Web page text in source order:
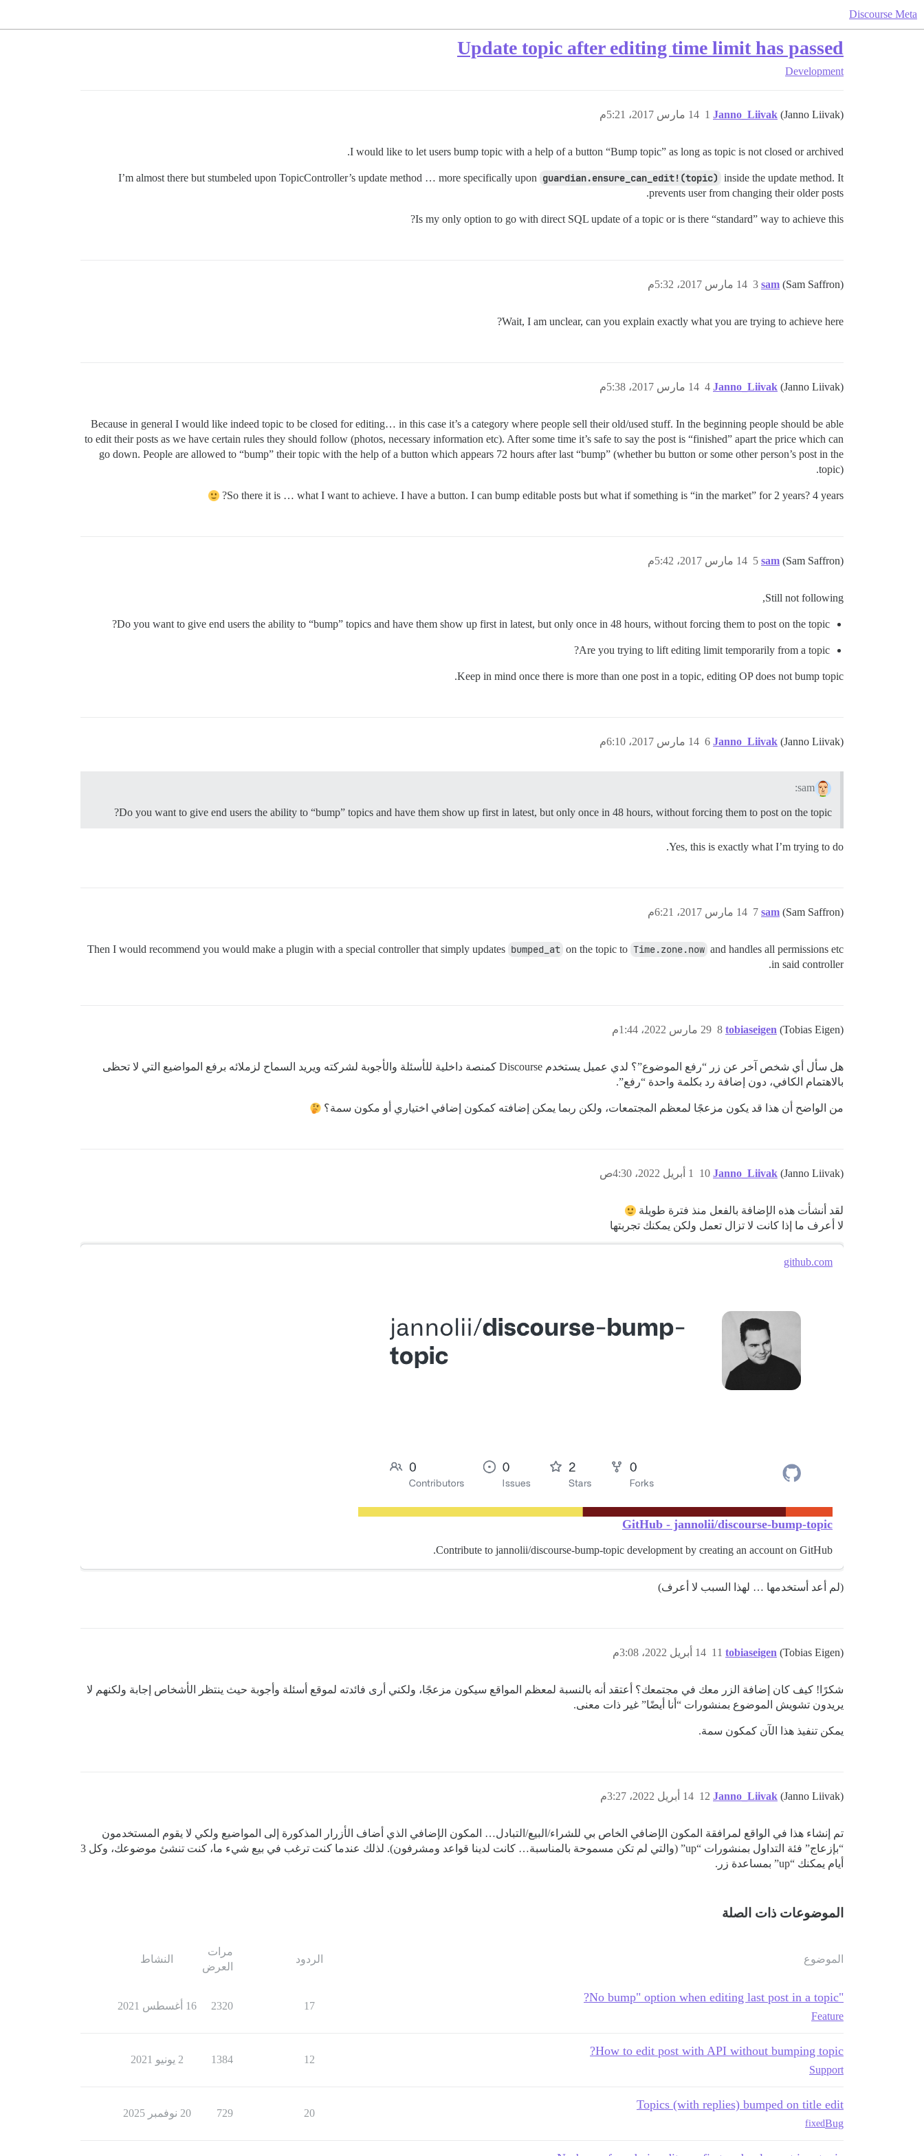
Discourse Meta
Update topic after editing time limit has passed
Development
Janno_Liivak (Janno Liivak) 14 مارس 2017، 5:21م 1
I would like to let users bump topic with a help of a button “Bump topic” as long as topic is not closed or archived.
I’m almost there but stumbeled upon TopicController’s update method … more specifically upon guardian.ensure_can_edit!(topic) inside the update method. It
prevents user from changing their older posts.
Is my only option to go with direct SQL update of a topic or is there “standard” way to achieve this?
sam (Sam Saffron) 14 مارس 2017، 5:32م 3
Wait, I am unclear, can you explain exactly what you are trying to achieve here?
Janno_Liivak (Janno Liivak) 14 مارس 2017، 5:38م 4
Because in general I would like indeed topic to be closed for editing… in this case it’s a category where people sell their old/used stuff. In the beginning people should be able
to edit their posts as we have certain rules they should follow (photos, necessary information etc). After some time it’s safe to say the post is “finished” apart the price which can
go down. People are allowed to “bump” their topic with the help of a button which appears 72 hours after last “bump” (whether bu button or some other person’s post in the
topic).
So there it is … what I want to achieve. I have a button. I can bump editable posts but what if something is “in the market” for 2 years? 4 years?
sam (Sam Saffron) 14 مارس 2017، 5:42م 5
Still not following,
Do you want to give end users the ability to “bump” topics and have them show up first in latest, but only once in 48 hours, without forcing them to post on the topic?
Are you trying to lift editing limit temporarily from a topic?
Keep in mind once there is more than one post in a topic, editing OP does not bump topic.
Janno_Liivak (Janno Liivak) 14 مارس 2017، 6:10م 6
sam:
Do you want to give end users the ability to “bump” topics and have them show up first in latest, but only once in 48 hours, without forcing them to post on the topic?
Yes, this is exactly what I’m trying to do.
sam (Sam Saffron) 14 مارس 2017، 6:21م 7
Then I would recommend you would make a plugin with a special controller that simply updates bumped_at on the topic to Time.zone.now and handles all permissions etc
in said controller.
tobiaseigen (Tobias Eigen) 29 مارس 2022، 1:44م 8
هل سأل أي شخص آخر عن زر “رفع الموضوع”؟ لدي عميل يستخدم Discourse كمنصة داخلية للأسئلة والأجوبة لشركته ويريد السماح لزملائه برفع المواضيع التي لا تحظى
بالاهتمام الكافي، دون إضافة رد بكلمة واحدة “رفع”.
من الواضح أن هذا قد يكون مزعجًا لمعظم المجتمعات، ولكن ربما يمكن إضافته كمكون إضافي اختياري أو مكون سمة؟
Janno_Liivak (Janno Liivak) 1 أبريل 2022، 4:30ص 10
لقد أنشأت هذه الإضافة بالفعل منذ فترة طويلة
لا أعرف ما إذا كانت لا تزال تعمل ولكن يمكنك تجربتها
github.com
GitHub - jannolii/discourse-bump-topic
Contribute to jannolii/discourse-bump-topic development by creating an account on GitHub.
(لم أعد أستخدمها … لهذا السبب لا أعرف)
tobiaseigen (Tobias Eigen) 14 أبريل 2022، 3:08م 11
شكرًا! كيف كان إضافة الزر معك في مجتمعك؟ أعتقد أنه بالنسبة لمعظم المواقع سيكون مزعجًا، ولكني أرى فائدته لموقع أسئلة وأجوبة حيث ينتظر الأشخاص إجابة ولكنهم لا
يريدون تشويش الموضوع بمنشورات “أنا أيضًا” غير ذات معنى.
يمكن تنفيذ هذا الآن كمكون سمة.
Janno_Liivak (Janno Liivak) 14 أبريل 2022، 3:27م 12
تم إنشاء هذا في الواقع لمرافقة المكون الإضافي الخاص بي للشراء/البيع/التبادل… المكون الإضافي الذي أضاف الأزرار المذكورة إلى المواضيع ولكي لا يقوم المستخدمون
“بإزعاج” فئة التداول بمنشورات “up” (والتي لم تكن مسموحة بالمناسبة… كانت لدينا قواعد ومشرفون). لذلك عندما كنت ترغب في بيع شيء ما، كنت تنشئ موضوعك، وكل 3
أيام يمكنك “up” بمساعدة زر.
الموضوعات ذات الصلة
الموضوع الردود
مرات
العرض
النشاط
"No bump" option when editing last post in a topic?
Feature
17
2320 16 أغسطس 2021
How to edit post with API without bumping topic?
Support
12
1384 2 يونيو 2021
Topics (with replies) bumped on title edit
Bug
fixed
20
729 20 نوفمبر 2025